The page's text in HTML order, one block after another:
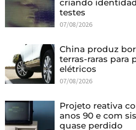
criando
testes
07/08/2026
China produz
terras-raras para
elétricos
07/08/2026
Projeto reativa
anos 90 e com
quase perdido